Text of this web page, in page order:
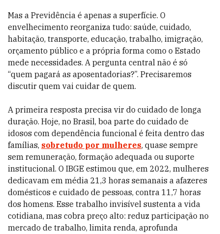
Mas a Previdência é apenas a superfície. O
envelhecimento reorganiza tudo: saúde, cuidado,
habitação, transporte, educação, trabalho, imigração,
orçamento público e a própria forma como o Estado
mede necessidades. A pergunta central não é só
“quem pagará as aposentadorias?”. Precisaremos
discutir quem vai cuidar de quem.
A primeira resposta precisa vir do cuidado de longa
duração. Hoje, no Brasil, boa parte do cuidado de
idosos com dependência funcional é feita dentro das
famílias, sobretudo por mulheres, quase sempre
sem remuneração, formação adequada ou suporte
institucional. O IBGE estimou que, em 2022, mulheres
dedicavam em média 21,3 horas semanais a afazeres
domésticos e cuidado de pessoas, contra 11,7 horas
dos homens. Esse trabalho invisível sustenta a vida
cotidiana, mas cobra preço alto: reduz participação no
mercado de trabalho, limita renda, aprofunda